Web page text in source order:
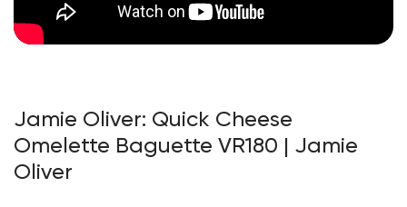
Jamie Oliver: Quick Cheese
Omelette Baguette VR180 | Jamie
Oliver